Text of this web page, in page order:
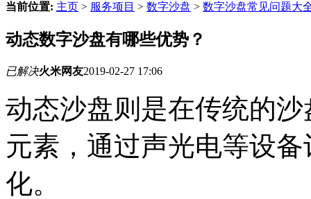
当前位置: 主页 > 服务项目 > 数字沙盘 > 数字沙盘常见问题大
动态数字沙盘有哪些优势？
已解决火米网友2019-02-27 17:06
动态沙盘则是在传统的
元素，通过声光电等设
化。